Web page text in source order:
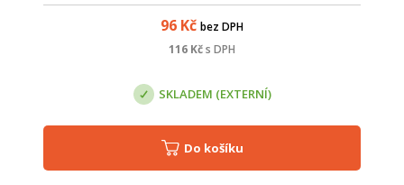
96 Kč bez DPH
116 Kčs DPH
SKLADEM (EXTERNÍ)
Do košíku